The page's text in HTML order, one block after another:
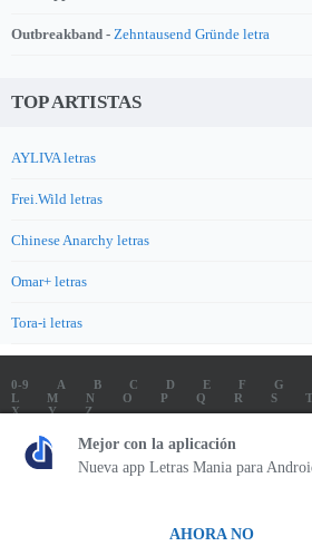
Outbreakband - Zehntausend Gründe letra
TOP ARTISTAS
AYLIVA letras
Frei.Wild letras
Chinese Anarchy letras
Omar+ letras
Tora-i letras
0-9 A B C D E F G
L
M N O P Q R S T
X
Y
Z
LETRAS
SOUNDTRACK LETRAS
TOP 100 LETRAS
ENVIA LETRAS
Letrasmania.com - Copyright © 2026 - All
Mejor con la aplicación
Nueva app Letras Mania para
AHORA NO